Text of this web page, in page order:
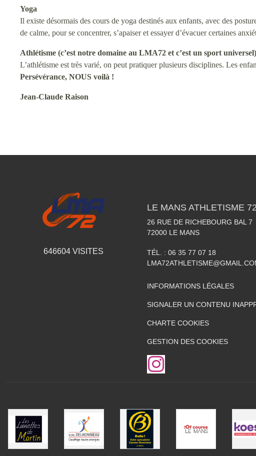
Yoga
Il existe désormais des cours de yoga destinés aux enfants, avec des
de calme, pour se concentrer, s’apaiser et essayer d’évacuer certaines
Athlétisme (c’est notre domaine au LMA72 et c’est un sport universel)
L’athlétisme est très varié, on peut pratiquer plusieurs disciplines. Les
Persévérance, NOUS voilà !
Jean-Claude Raison
646604 VISITES
LE MANS ATHLETISME
26 RUE DE RICHEBOURG BAL 7
72000 LE MANS
TÉL. : 06 35 77 07 18
INFORMATIONS LÉGALES
SIGNALER UN CONTENU
CHARTE COOKIES
GESTION DES COOKIES